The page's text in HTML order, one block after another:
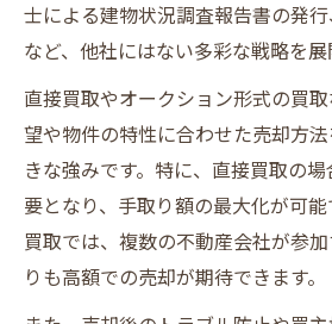
士による建物状況調査報告書の発
など、他社にはない多彩な戦略を展
直接買取やオークション形式の買
望や物件の特性に合わせた売却方
きな強みです。特に、直接買取の
要となり、手取り額の最大化が可
買取では、複数の不動産会社が参
りも高額での売却が期待できます。